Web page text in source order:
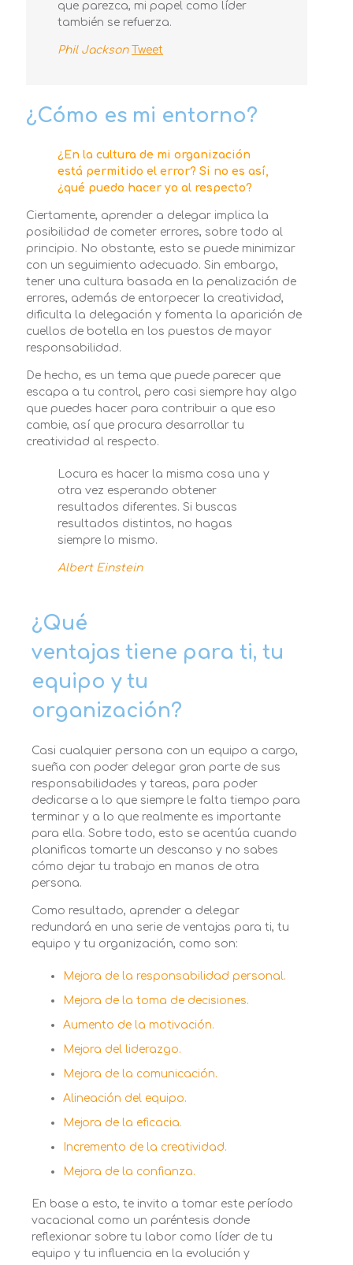
que parezca, mi papel como líder
también se refuerza.
Phil Jackson Tweet
¿Cómo es mi entorno?
¿En la cultura de mi organización
está permitido el error? Si no es así,
¿qué puedo hacer yo al respecto?
Ciertamente, aprender a delegar implica la
posibilidad de cometer errores, sobre todo al
principio. No obstante, esto se puede minimizar
con un seguimiento adecuado. Sin embargo,
tener una cultura basada en la penalización de
errores, además de entorpecer la creatividad,
dificulta la delegación y fomenta la aparición de
cuellos de botella en los puestos de mayor
responsabilidad.
De hecho, es un tema que puede parecer que
escapa a tu control, pero casi siempre hay algo
que puedes hacer para contribuir a que eso
cambie, así que procura desarrollar tu
creatividad al respecto.
Locura es hacer la misma cosa una y
otra vez esperando obtener
resultados diferentes. Si buscas
resultados distintos, no hagas
siempre lo mismo.
Albert Einstein
¿Qué
ventajas tiene para ti, tu
equipo y tu
organización?
Casi cualquier persona con un equipo a cargo,
sueña con poder delegar gran parte de sus
responsabilidades y tareas, para poder
dedicarse a lo que siempre le falta tiempo para
terminar y a lo que realmente es importante
para ella. Sobre todo, esto se acentúa cuando
planificas tomarte un descanso y no sabes
cómo dejar tu trabajo en manos de otra
persona.
Como resultado, aprender a delegar
redundará en una serie de ventajas para ti, tu
equipo y tu organización, como son:
Mejora de la responsabilidad personal.
Mejora de la toma de decisiones.
Aumento de la motivación.
Mejora del liderazgo.
Mejora de la comunicación.
Alineación del equipo.
Mejora de la eficacia.
Incremento de la creatividad.
Mejora de la confianza.
En base a esto, te invito a tomar este período
vacacional como un paréntesis donde
reflexionar sobre tu labor como líder de tu
equipo y tu influencia en la evolución y